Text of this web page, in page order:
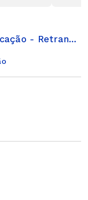
Rede Imaculada de Comunicação - Retransmissão